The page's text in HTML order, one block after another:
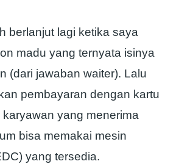
berlanjut lagi ketika saya
madu yang ternyata isinya
(dari jawaban waiter). Lalu
pembayaran dengan kartu
yang menerima
bisa memakai mesin
yang tersedia.